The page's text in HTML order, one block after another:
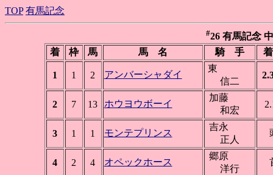
TOP 有馬記念
#26 有馬記念
着
枠 馬 馬 名 騎 手
1 1 2 アンバーシャダイ
東
信二
2 7 13 ホウヨウボーイ
加藤
和宏
3 1 1 モンテプリンス
吉永
正人
4 2 4 オペックホース
郷原
洋行